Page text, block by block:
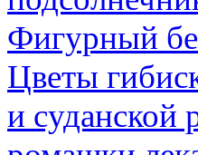
Фигурный
Цветы
и суданской